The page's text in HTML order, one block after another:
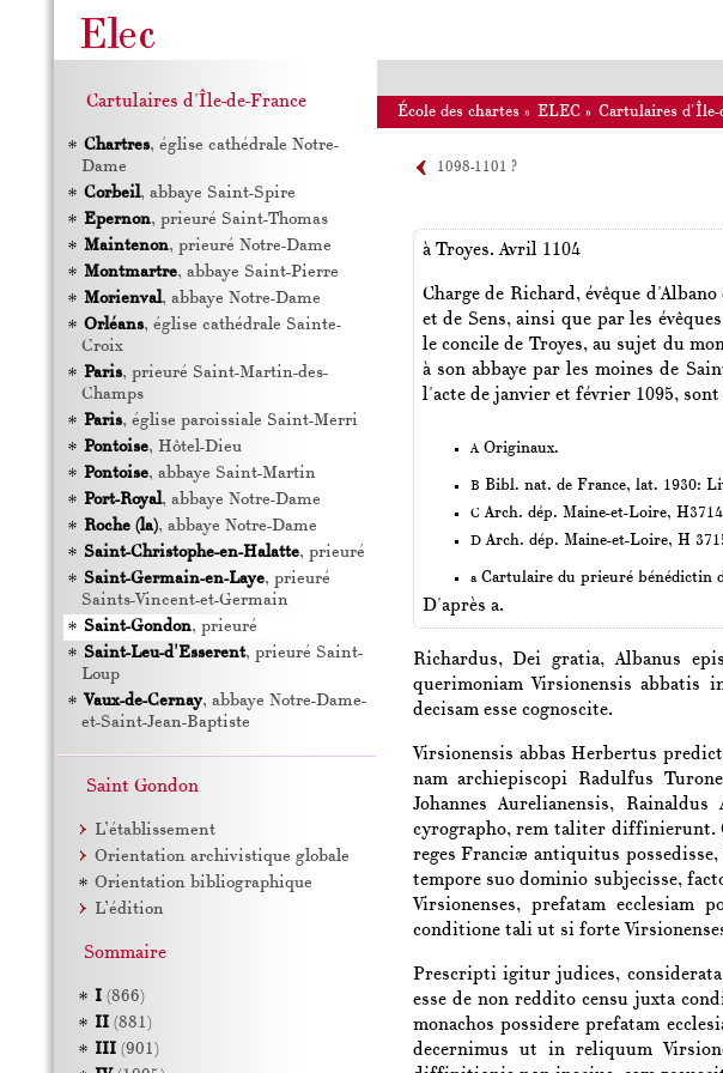
École des chartes » ELEC» Cartulaires d'Île-
1098-1101 ?
à Troyes.Avril 1104
Charge de Richard, évêque
et de Sens, ainsi que par les
le concile de Troyes, au sujet du
à son abbaye par les moines de
l'acte de janvier et février 1095,
AOriginaux.
B Bibl. nat. de France, lat. 1930:
C Arch. dép. Maine-et-Loire,
DArch. dép. Maine-et-Loire, H
a Cartulaire du prieuré bénédictin
D'après a.
Richardus, Dei gratia,Albanus
querimoniam Virsionensis abbatis
decisam esse cognoscite.
Virsionensis abbas Herbertus
nam archiepiscopi Radulfus
Johannes
Aurelianensis, Rainaldus
cyrographo, rem taliter diffinierunt.
reges Franciæ antiquitus possedisse,
tempore suo dominio subjecisse,
Virsionenses, prefatam ecclesiam
conditione tali ut si forte
Prescripti igitur judices,
esse de non reddito censu juxta
monachos possidere prefatam
decernimus ut in reliquum
Cartulaires d'Île-de-France
Chartres, église cathédrale Notre-
Dame
Corbeil, abbaye Saint-Spire
Epernon, prieuré Saint-Thomas
Maintenon, prieuré Notre-Dame
Montmartre, abbaye Saint-Pierre
Morienval, abbaye Notre-Dame
Orléans, église cathédrale Sainte-
Croix
Paris, prieuré Saint-Martin-des-
Champs
Paris, église paroissiale Saint-Merri
Pontoise, Hôtel-Dieu
Pontoise, abbaye Saint-Martin
Port-Royal, abbaye Notre-Dame
Roche (la), abbaye Notre-Dame
Saint-Christophe-en-Halatte, prieuré
Saint-Germain-en-Laye, prieuré
Saints-Vincent-et-Germain
Saint-Gondon, prieuré
Saint-Leu-d'Esserent, prieuré Saint-
Loup
Vaux-de-Cernay, abbaye Notre-Dame-
et-Saint-Jean-Baptiste
Saint Gondon
L’établissement
Orientation archivistique globale
Orientation bibliographique
L’édition
Sommaire
I(866)
II(881)
III(901)